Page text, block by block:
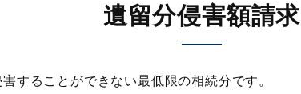
遺留分侵害額請求
することができない最低限の相続分です。